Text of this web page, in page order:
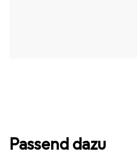
Passend dazu